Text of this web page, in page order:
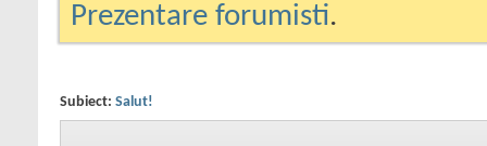
Prezentare forumisti.
Subiect: Salut!